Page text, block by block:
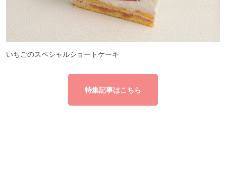
いちごのスペシャルショートケーキ
特集記事はこちら